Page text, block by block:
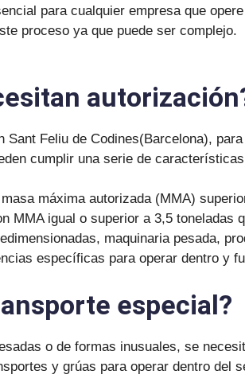
para cualquier empresa que
proceso ya que puede ser
Sant Feliu de Codines(Barcelona),
cumplir una serie de
máxima autorizada (MMA)
MMA igual o superior a 3,5 toneladas
maquinaria pesada,
específicas para operar dentro y
especial?
o de formas inusuales, se
y grúas para operar dentro del